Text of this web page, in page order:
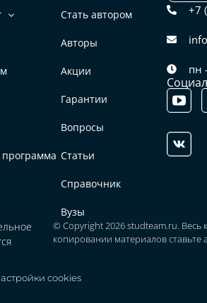
программа
Стать автором
Авторы
Акции
Гарантии
Вопросы
Статьи
Справочник
Вузы
+7
пн
© Copyright 2026 studteam.ru.
копировании материалов ставьте
cookies